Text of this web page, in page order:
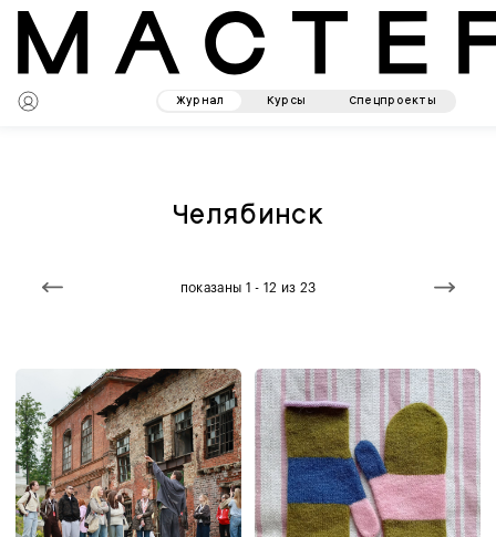
Журнал Курсы Спецпроекты
Челябинск
показаны 1 - 12 из 23